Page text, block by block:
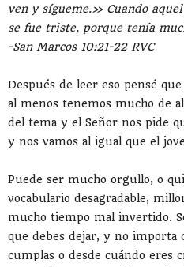
ven y sígueme.» Cuando
se fue triste, porque tenía
-San Marcos 10:21‭-‬22 RVC
Después de leer eso pensé
al menos tenemos mucho de
del tema y el Señor nos pide
y nos vamos al igual que el
Puede ser mucho orgullo, o
vocabulario desagradable,
mucho tiempo mal invertido.
que debes dejar, y no importa
cumplas o desde cuándo eres